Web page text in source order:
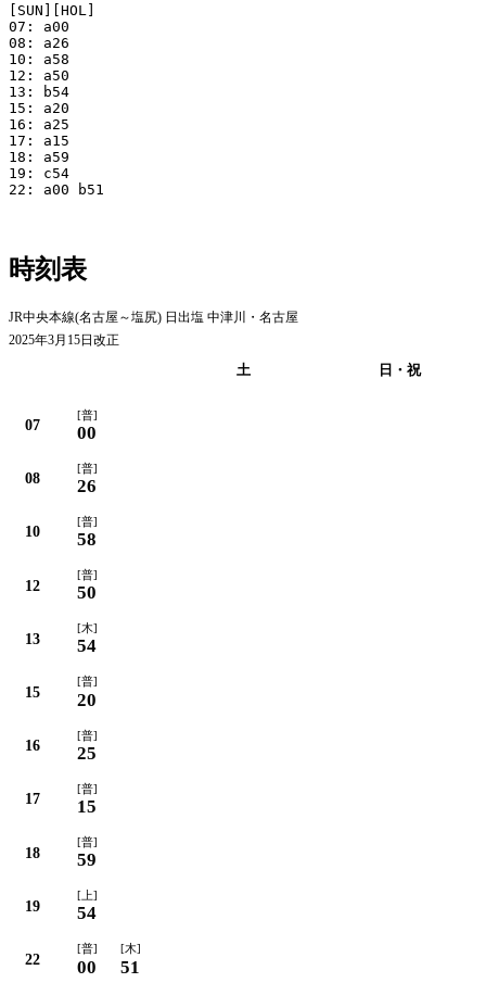
[SUN][HOL]
07: a00
08: a26
10: a58
12: a50
13: b54
15: a20
16: a25
17: a15
18: a59
19: c54
22: a00 b51
時刻表
JR中央本線(名古屋～塩尻) 日出塩 中津川・名古屋
2025年3月15日改正
土 日・祝
07
[普]
00
08
[普]
26
10
[普]
58
12
[普]
50
13
[木]
54
15
[普]
20
16
[普]
25
17
[普]
15
18
[普]
59
19
[上]
54
22
[普]
00
[木]
51